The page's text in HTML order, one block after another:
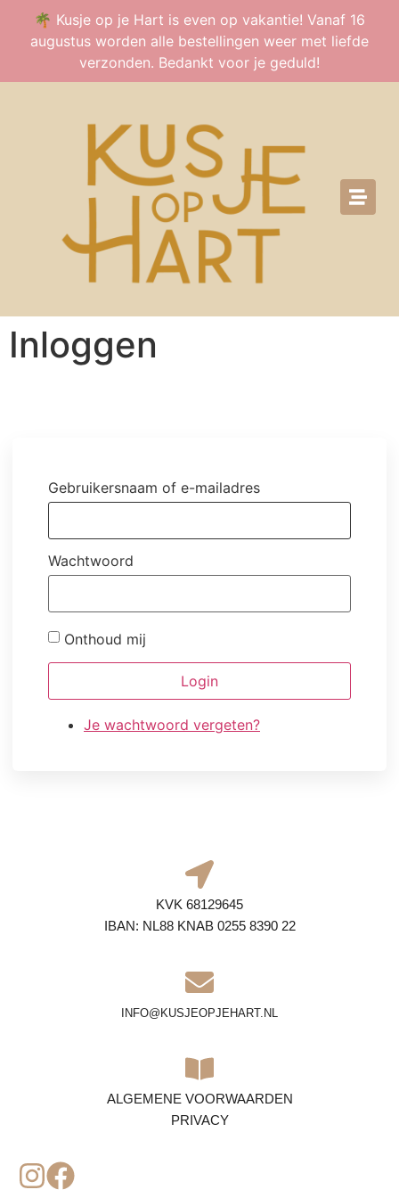
🌴 Kusje op je Hart is even op vakantie! Vanaf 16
augustus worden alle bestellingen weer met liefde
verzonden. Bedankt voor je geduld!
Inloggen
Gebruikersnaam of e-mailadres
Wachtwoord
Onthoud mij
Login
Je wachtwoord vergeten?
KVK 68129645
IBAN: NL88 KNAB 0255 8390 22
INFO@KUSJEOPJEHART.NL
ALGEMENE VOORWAARDEN
PRIVACY